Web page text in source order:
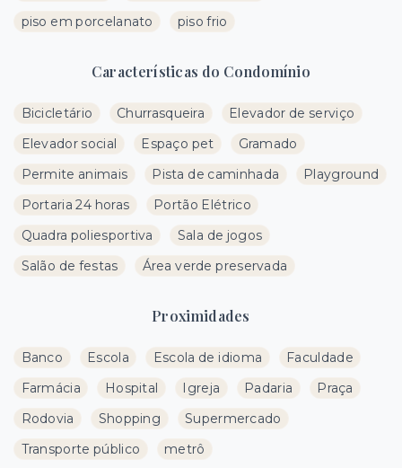
piso em porcelanato
piso frio
Características do Condomínio
Bicicletário Churrasqueira
Elevador de serviço
Elevador social
Espaço pet
Gramado
Permite animais
Pista de caminhada
Playground
Portaria 24 horas
Portão Elétrico
Quadra poliesportiva
Sala de jogos
Salão de festas
Área verde preservada
Proximidades
Banco Escola Escola de idioma
Faculdade
Farmácia
Hospital Igreja Padaria
Praça
Rodovia
Shopping
Supermercado
Transporte público
metrô